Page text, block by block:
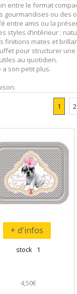
entre le format
ou des
entre amis ou la
styles d’intérieur :
finitions mates et
pour structurer
au quotidien.
son petit plus.
1 2
+ d'infos
stock 1
4,50€